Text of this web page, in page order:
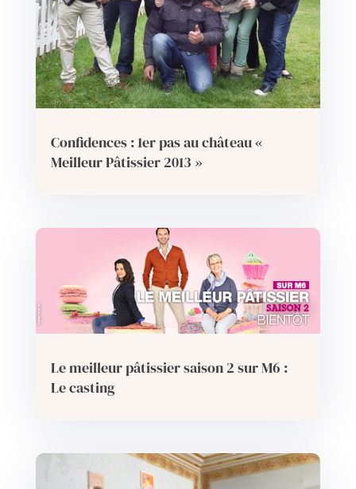
Confidences : 1er pas au château «
Meilleur Pâtissier 2013 »
Le meilleur pâtissier saison 2 sur M6 :
Le casting